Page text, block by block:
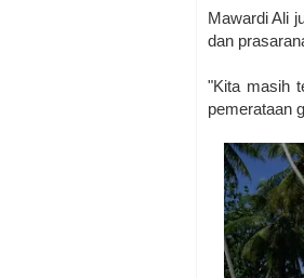
Mawardi Ali
dan
"Kita masih
pemerataan